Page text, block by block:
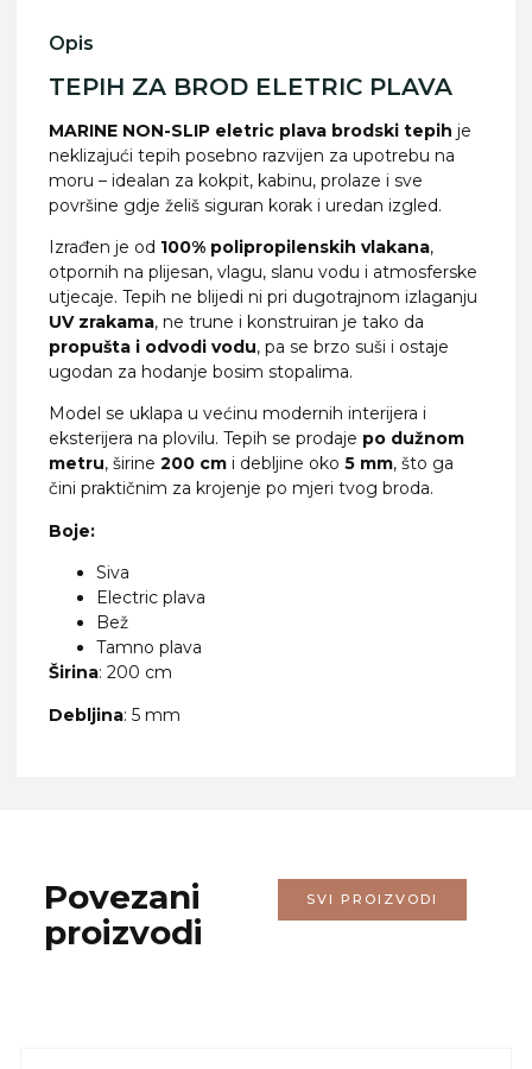
Opis
TEPIH ZA BROD ELETRIC PLAVA
MARINE NON-SLIP eletric plava brodski tepih je
neklizajući tepih posebno razvijen za upotrebu na
moru – idealan za kokpit, kabinu, prolaze i sve
površine gdje želiš siguran korak i uredan izgled.
Izrađen je od 100% polipropilenskih vlakana,
otpornih na plijesan, vlagu, slanu vodu i atmosferske
utjecaje. Tepih ne blijedi ni pri dugotrajnom izlaganju
UV zrakama, ne trune i konstruiran je tako da
propušta i odvodi vodu, pa se brzo suši i ostaje
ugodan za hodanje bosim stopalima.
Model se uklapa u većinu modernih interijera i
eksterijera na plovilu. Tepih se prodaje po dužnom
metru, širine 200 cm i debljine oko 5 mm, što ga
čini praktičnim za krojenje po mjeri tvog broda.
Boje:
Siva
Electric plava
Bež
Tamno plava
Širina: 200 cm
Debljina: 5 mm
Povezani
proizvodi
SVI PROIZVODI